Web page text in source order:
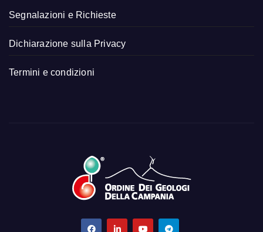
Segnalazioni e Richieste
Dichiarazione sulla Privacy
Termini e condizioni